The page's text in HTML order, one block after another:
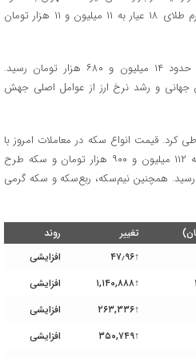
۴۷ میلیون و ۷۰۰ هزار تومان و هر گرم طلای ۱۸ عیار به ۱۱ میلیون و ۱۱ هزار تومان
طلای ۲۴ عیار نیز با رشد نسبی، به حدود ۱۴ میلیون و ۶۸۰ هزار تومان رسید.
جهانی و رشد نرخ ارز از عوامل اصلی جهش
کرد. قیمت انواع سکه در معاملات امروز با
کاهش همراه بود؛ سکه طرح جدید به ۱۱۲ میلیون و ۹۰۰ هزار تومان و سکه طرح
و ۷۰۰ هزار تومان رسید. همچنین نیم‌سکه، ربع‌سکه و سکه گرمی
تغییر
روند
افزایشی
افزایشی
افزایشی
افزایشی